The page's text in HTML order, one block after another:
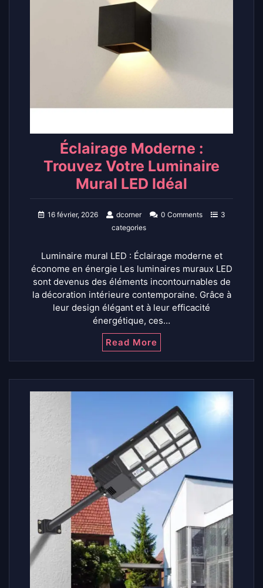
Éclairage Moderne :
Trouvez Votre Luminaire
Mural LED Idéal
16 février, 2026 dcorner 0 Comments
3
categories
Luminaire mural LED : Éclairage moderne et
économe en énergie Les luminaires muraux LED
sont devenus des éléments incontournables de
la décoration intérieure contemporaine. Grâce à
leur design élégant et à leur efficacité
énergétique, ces…
Read More